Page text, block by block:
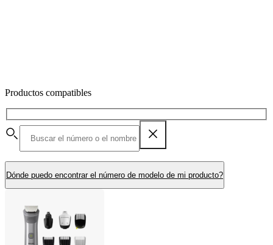
Productos compatibles
Dónde puedo encontrar el número de modelo de mi producto?